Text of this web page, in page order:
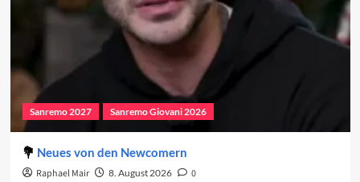
Sanremo 2027 Sanremo Giovani 2026
Neues von den Newcomern
Raphael Mair 8. August 2026 0